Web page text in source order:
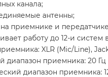
канала;
антенны;
приемнике и
работу до 12-и
XLR (Mic/Line),
диапазон приемника: 20 Гц
диапазон приемника: